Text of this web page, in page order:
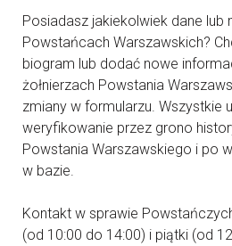
Posiadasz jakiekolwiek dane lub
Powstańcach Warszawskich?
biogram lub dodać nowe
żołnierzach Powstania
zmiany w formularzu. Wszystkie
weryfikowanie przez grono
Powstania Warszawskiego i po
w bazie.
Kontakt w sprawie
(od 10:00 do 14:00) i piątki (od